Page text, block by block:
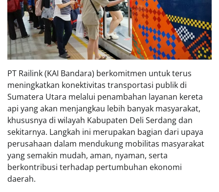
PT Railink (KAI Bandara) berkomitmen untuk terus
meningkatkan konektivitas transportasi publik di
Sumatera Utara melalui penambahan layanan kereta
api yang akan menjangkau lebih banyak masyarakat,
khususnya di wilayah Kabupaten Deli Serdang dan
sekitarnya. Langkah ini merupakan bagian dari upaya
perusahaan dalam mendukung mobilitas masyarakat
yang semakin mudah, aman, nyaman, serta
berkontribusi terhadap pertumbuhan ekonomi
daerah.